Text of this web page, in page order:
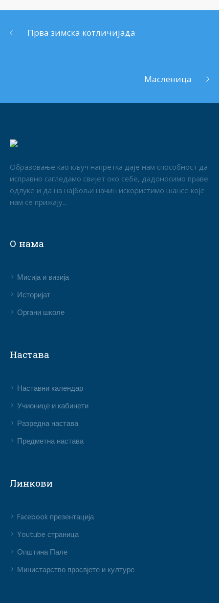
Прва зимска котличијада
Масленица
Образовање као кључ напретка даје нам способност да
исправно сагледамо свијет око себе, дадоносимо праве
одлуке и да на најбољи начин искористимо шансе које
нам се прижају...
О нама
Мисија и визија
Историјат
Органи школе
Настава
Наставни календар
Учионице и кабинети
Разредна настава
Предметна настава
Линкови
Facebook презентација
Youtube страница
Општина Пале
Министарство просвјете и културе